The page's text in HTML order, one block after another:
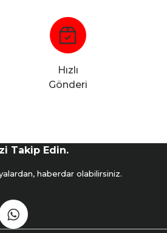
Hızlı
Gönderi
Takip Edin.
haberdar olabilirsiniz.